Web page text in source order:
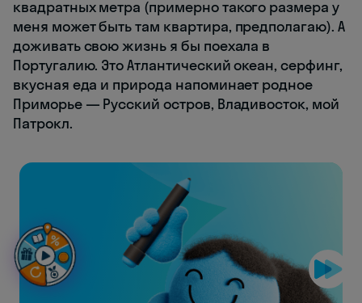
квадратных метра (примерно такого размера у
меня может быть там квартира, предполагаю). А
доживать свою жизнь я бы поехала в
Португалию. Это Атлантический океан, серфинг,
вкусная еда и природа напоминает родное
Приморье — Русский остров, Владивосток, мой
Патрокл.